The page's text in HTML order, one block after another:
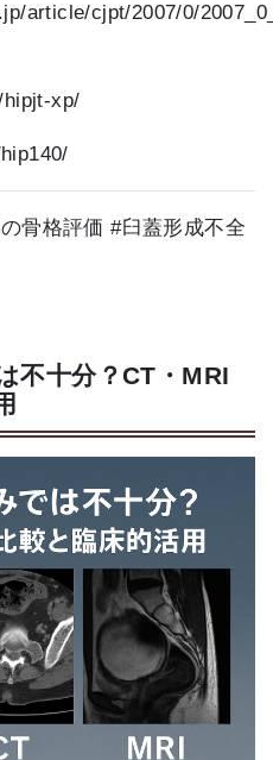
article/cjpt/2007/0/
xp/
骨格評価 #臼蓋形成不全
不十分？CT・MRI